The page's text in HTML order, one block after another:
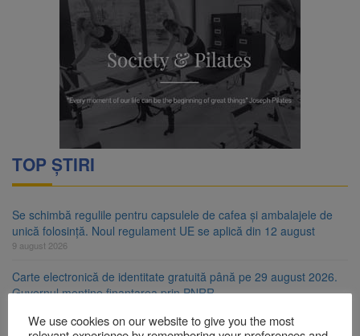
TOP ȘTIRI
Se schimbă regulile pentru capsulele de cafea și ambalajele de
unică folosință. Noul regulament UE se aplică din 12 august
9 august 2026
Carte electronică de identitate gratuită până pe 29 august 2026.
Guvernul menține finanțarea prin PNRR
We use cookies on our website to give you the most